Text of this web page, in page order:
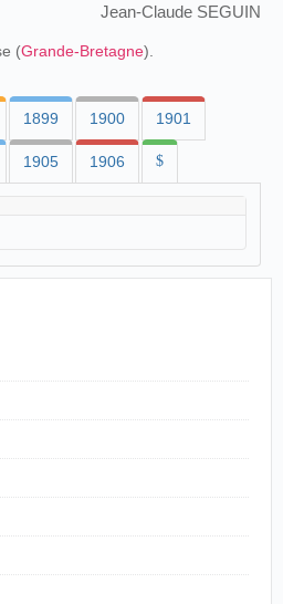
Jean-Claude SEGUIN
(Grande-Bretagne).
1899 1900 1901
1905 1906 $